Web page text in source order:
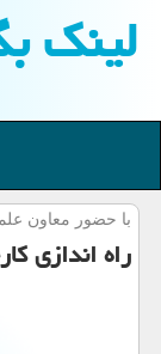
لینك
با حضور معاون
راه اندازی